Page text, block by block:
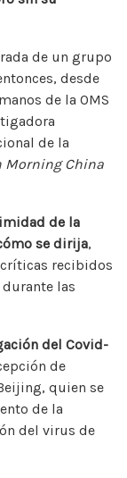
de un grupo
desde
de la OMS
de la
Morning China
de la
se dirija,
recibidos
las
del Covid-
de
quien se
de la
del virus de